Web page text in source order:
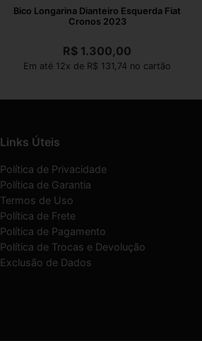
Bico Longarina Dianteiro Esquerda Fiat
Cronos 2023
R$ 1.300,00
Em até 12x de R$ 131,74 no cartão
Links Úteis
Política de Privacidade
Política de Garantia
Termos de Uso
Política de Frete
Política de Pagamento
Política de Trocas e Devolução
Exclusão de Dados